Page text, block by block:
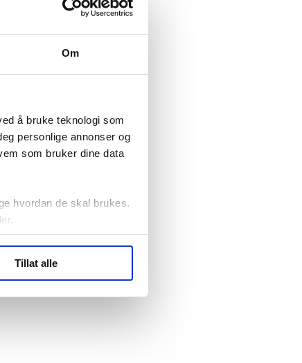
Om
å bruke teknologi som
personlige annonser og
som bruker dine data
hvordan de skal brukes.
statistikk.
Tillat alle